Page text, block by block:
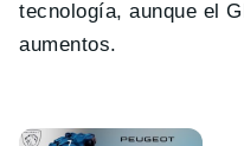
tecnología, aunque el
aumentos.